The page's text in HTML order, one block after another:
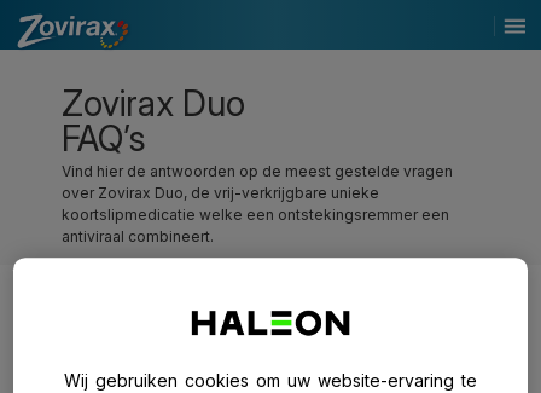
Zovirax Duo
FAQ’s
Vind hier de antwoorden op de meest gestelde vragen
over Zovirax Duo, de vrij-verkrijgbare unieke
koortslipmedicatie welke een ontstekingsremmer een
antiviraal combineert.
Hoe ziet de creme eruit en hoe voelt het aan?
Wij gebruiken cookies om uw website-ervaring te